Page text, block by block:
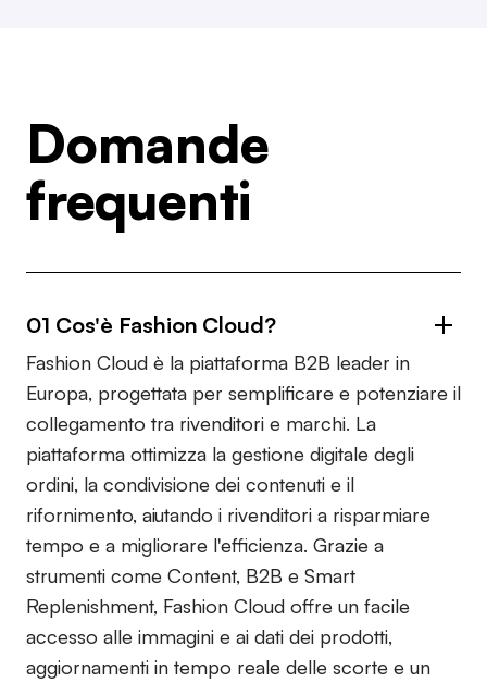
Domande
frequenti
01 Cos'è Fashion Cloud?
Fashion Cloud è la piattaforma B2B leader in
Europa, progettata per semplificare e potenziare il
collegamento tra rivenditori e marchi. La
piattaforma ottimizza la gestione digitale degli
ordini, la condivisione dei contenuti e il
rifornimento, aiutando i rivenditori a risparmiare
tempo e a migliorare l'efficienza. Grazie a
strumenti come Content, B2B e Smart
Replenishment, Fashion Cloud offre un facile
accesso alle immagini e ai dati dei prodotti,
aggiornamenti in tempo reale delle scorte e un